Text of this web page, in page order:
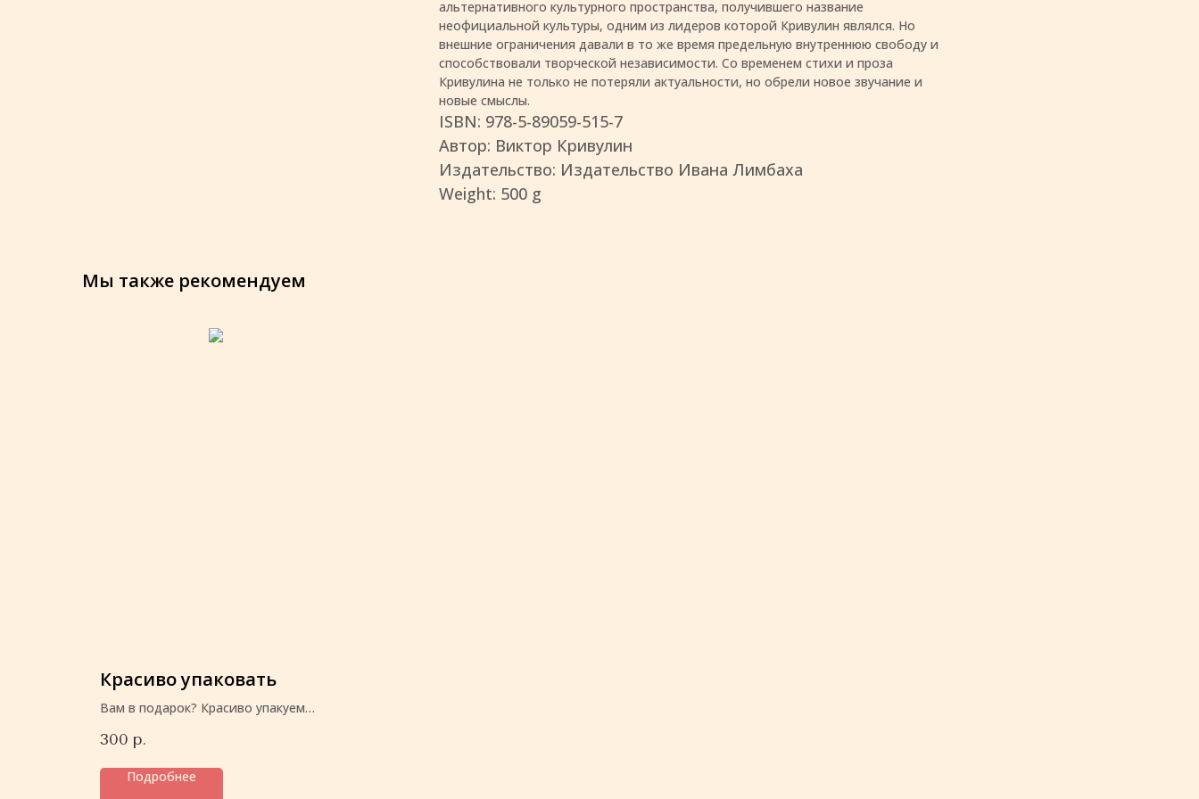
альтернативного культурного пространства, получившего название
неофициальной культуры, одним из лидеров которой Кривулин являлся. Но
внешние ограничения давали в то же время предельную внутреннюю свободу и
способствовали творческой независимости. Со временем стихи и проза
Кривулина не только не потеряли актуальности, но обрели новое звучание и
новые смыслы.
ISBN: 978-5-89059-515-7
Автор: Виктор Кривулин
Издательство: Издательство Ивана Лимбаха
Weight: 500 g
Мы также рекомендуем
Красиво упаковать
Вам в подарок? Красиво упакуем
300 р.
Подробнее